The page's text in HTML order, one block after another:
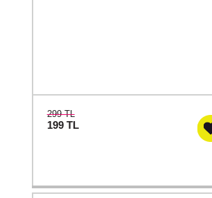
299 TL
199 TL